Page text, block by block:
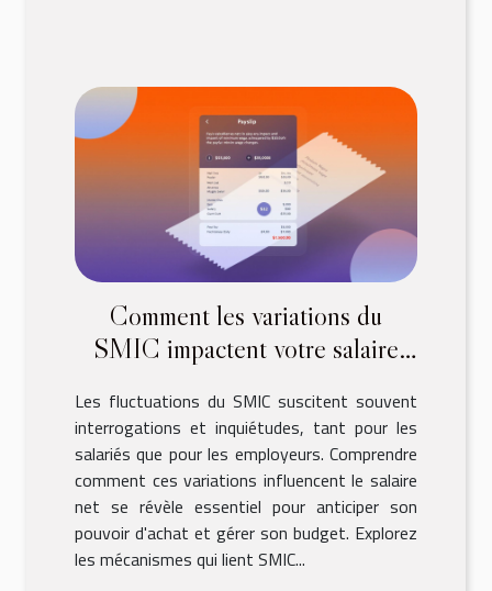
Comment les variations du
SMIC impactent votre salaire
Les fluctuations du SMIC suscitent souvent
interrogations et inquiétudes, tant pour les
salariés que pour les employeurs. Comprendre
comment ces variations influencent le salaire
net se révèle essentiel pour anticiper son
pouvoir d'achat et gérer son budget. Explorez
les mécanismes qui lient SMIC...